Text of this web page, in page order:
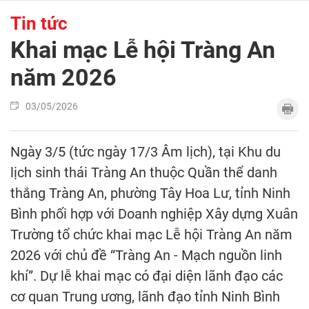
Tin tức
Khai mạc Lễ hội Tràng An
năm 2026
03/05/2026
Ngày 3/5 (tức ngày 17/3 Âm lịch), tại Khu du
lịch sinh thái Tràng An thuộc Quần thể danh
thắng Tràng An, phường Tây Hoa Lư, tỉnh Ninh
Bình phối hợp với Doanh nghiệp Xây dựng Xuân
Trường tổ chức khai mạc Lễ hội Tràng An năm
2026 với chủ đề “Tràng An - Mạch nguồn linh
khí”. Dự lễ khai mạc có đại diện lãnh đạo các
cơ quan Trung ương, lãnh đạo tỉnh Ninh Bình